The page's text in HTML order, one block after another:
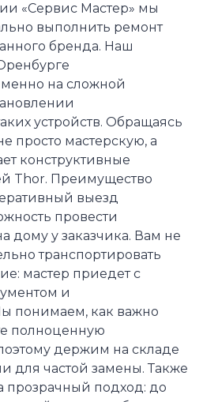
«Сервис Мастер» мы
выполнить ремонт
бренда. Наш
на сложной
устройств. Обращаясь
просто мастерскую, а
конструктивные
Thor. Преимущество
выезд
провести
дому у заказчика. Вам не
транспортировать
мастер приедет с
и
понимаем, как важно
полноценную
держим на складе
для частой замены. Также
прозрачный подход: до